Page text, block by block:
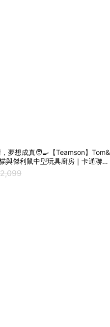
夢想成真🧑‍🍳【Teamson】Tom&
與傑利鼠中型玩具廚房｜卡通聯名
理遊戲 寓教於樂 生日禮物 兒童禮物
推薦